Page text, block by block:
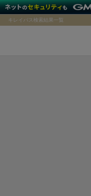
キレイパス検索結果一覧